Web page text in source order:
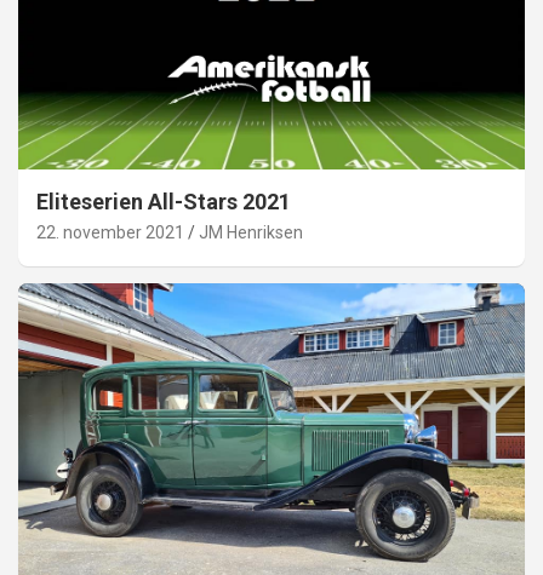
Eliteserien All-Stars 2021
22. november 2021 JM Henriksen